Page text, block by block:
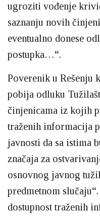
ugroziti vođenje
saznanju novih
eventualno donese
postupka…“.
Poverenik u Rešenju
pobija odluku
činjenicama iz kojih
traženih informacija
javnosti da sa istima
značaja za
osnovnog javnog
predmetnom
dostupnost traženih